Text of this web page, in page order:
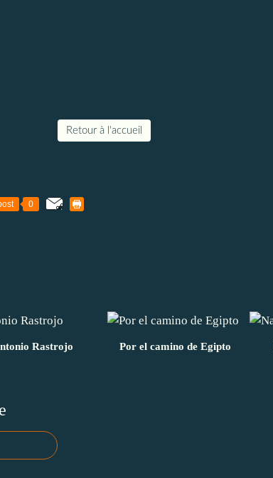
Retour à l'accueil
0
Rastrojo Por el camino de Egipto